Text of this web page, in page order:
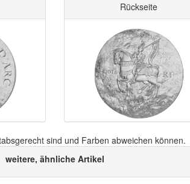
Rückseite
sind und Farben abweichen können.
weitere, ähnliche Artikel